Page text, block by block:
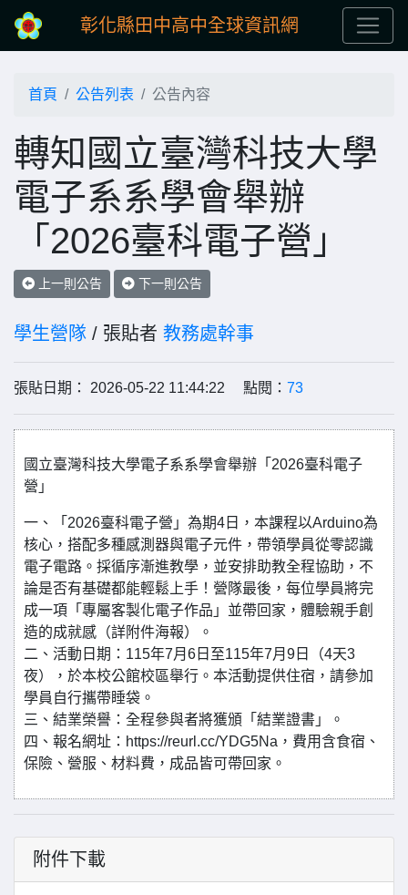
彰化縣田中高中全球資訊網
首頁 公告列表 公告內容
轉知國立臺灣科技大學
電子系系學會舉辦
「2026臺科電子營」
上一則公告 下一則公告
學生營隊 / 張貼者 教務處幹事
張貼日期： 2026-05-22 11:44:22 點閱： 73
國立臺灣科技大學電子系系學會舉辦「2026臺科電子
營」
一、「2026臺科電子營」為期4日，本課程以Arduino為
核心，搭配多種感測器與電子元件，帶領學員從零認識
電子電路。採循序漸進教學，並安排助教全程協助，不
論是否有基礎都能輕鬆上手！營隊最後，每位學員將完
成一項「專屬客製化電子作品」並帶回家，體驗親手創
造的成就感（詳附件海報）。
二、活動日期：115年7月6日至115年7月9日（4天3
夜），於本校公館校區舉行。本活動提供住宿，請參加
學員自行攜帶睡袋。
三、結業榮譽：全程參與者將獲頒「結業證書」。
四、報名網址：https://reurl.cc/YDG5Na，費用含食宿、
保險、營服、材料費，成品皆可帶回家。
附件下載